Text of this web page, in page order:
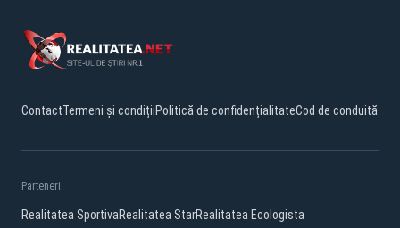
ContactTermeni și condițiiPolitică de confidențialitateCod de conduită
Parteneri:
Realitatea SportivaRealitatea StarRealitatea Ecologista